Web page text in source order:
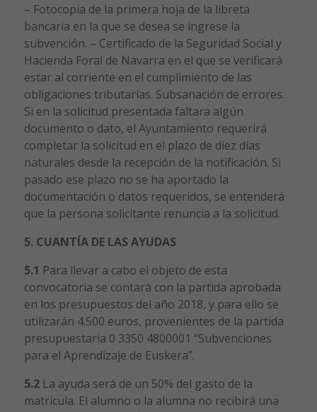
– Fotocopia de la primera hoja de la libreta
bancaria en la que se desea se ingrese la
subvención. – Certificado de la Seguridad Social y
Hacienda Foral de Navarra en el que se verificará
estar al corriente en el cumplimiento de las
obligaciones tributarias. Subsanación de errores.
Si en la solicitud presentada faltara algún
documento o dato, el Ayuntamiento requerirá
completar la solicitud en el plazo de diez días
naturales desde la recepción de la notificación. Si
pasado ese plazo no se ha aportado la
documentación o datos requeridos, se entenderá
que la persona solicitante renuncia a la solicitud.
5. CUANTÍA DE LAS AYUDAS
5.1 Para llevar a cabo el objeto de esta
convocatoria se contará con la partida aprobada
en los presupuestos del año 2018, y para ello se
utilizarán 4.500 euros, provenientes de la partida
presupuestaria 0 3350 4800001 “Subvenciones
para el Aprendizaje de Euskera”.
5.2La ayuda será de un 50% del gasto de la
matrícula. El alumno o la alumna no recibirá una